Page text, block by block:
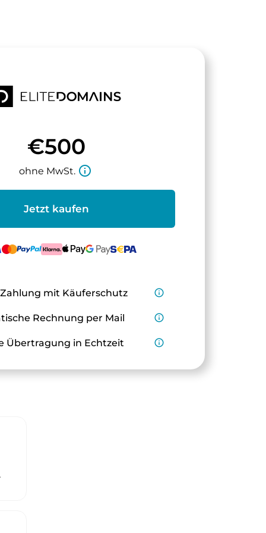
€500
ohne MwSt. info_outline
Jetzt kaufen
mit Käuferschutz info_outline
Rechnung per Mail info_outline
Übertragung in Echtzeit info_outline